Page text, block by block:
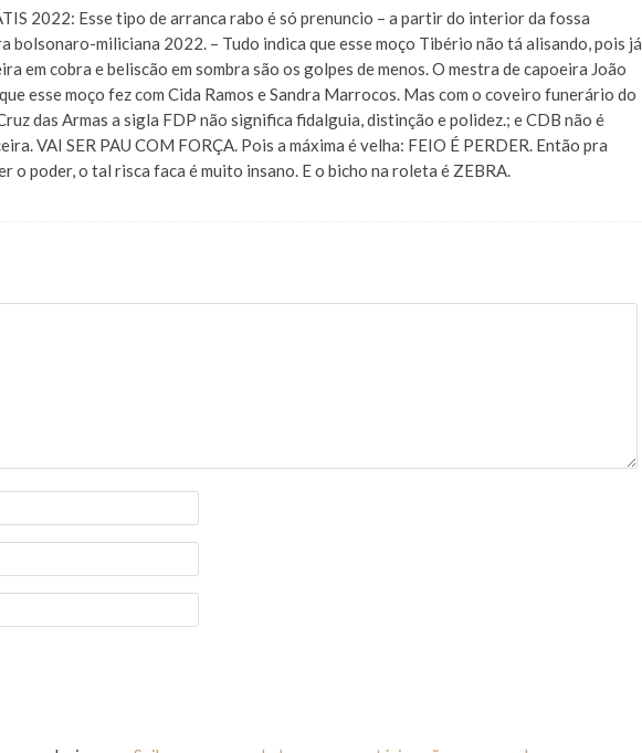
2022: Esse tipo de arranca rabo é só prenuncio – a partir do interior da fossa
bolsonaro-miliciana 2022. – Tudo indica que esse moço Tibério não tá alisando, pois já
em cobra e beliscão em sombra são os golpes de menos. O mestra de capoeira João
esse moço fez com Cida Ramos e Sandra Marrocos. Mas com o coveiro funerário do
das Armas a sigla FDP não significa fidalguia, distinção e polidez.; e CDB não é
VAI SER PAU COM FORÇA. Pois a máxima é velha: FEIO É PERDER. Então pra
o poder, o tal risca faca é muito insano. E o bicho na roleta é ZEBRA.